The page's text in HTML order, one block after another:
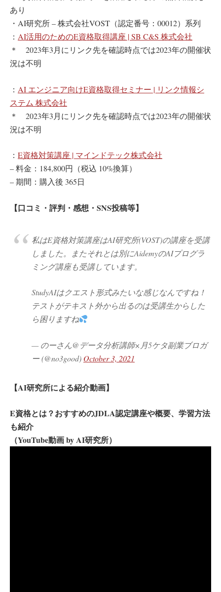
あり
・AI研究所 – 株式会社VOST（認定番号：00012）系列
： AI活用のためのE資格取得講座 | SB C&S 株式会社
＊ 2023年3月にリンク先を確認時点では2023年の開催状
況は不明
： AI エンジニア向けE資格取得セミナー | リンク情報シ
ステム 株式会社
＊ 2023年3月にリンク先を確認時点では2023年の開催状
況は不明
： E資格対策講座 | マインドテック株式会社
– 料金：184,800円（税込 10%換算）
– 期間：購入後 365日
【口コミ・評判・感想・SNS投稿等】
私はE資格対策講座はAI研究所(VOST)の講座を受講
しました。またそれとは別にAidemyのAIプログラ
ミング講座も受講しています。
StudyAIはクエスト形式みたいな感じなんですね！
テストがテキスト外から出るのは受講生からした
ら困りますね
— のーさん@データ分析講師×月5ケタ副業ブロガ
ー (@no3good) October 3, 2021
【AI研究所による紹介動画】
E資格とは？おすすめのJDLA認定講座や概要、学習方法
も紹介
（YouTube動画 by AI研究所）